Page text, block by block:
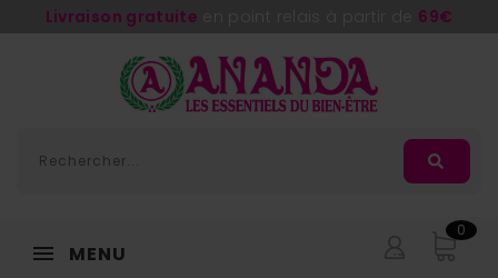
Livraison gratuite 69€
MENU
0